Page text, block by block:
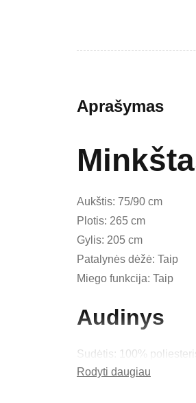
Aprašymas
Aukštis: 75/90 cm
Plotis: 265 cm
Gylis: 205 cm
Patalynės dėžė: Taip
Miego funkcija: Taip
Audinys
Sudėtis: 100%
Svoris: 410 g/m² ±10%
Rodyti daugiau